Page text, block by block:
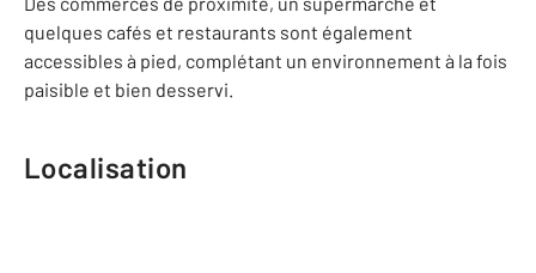
quelques cafés et restaurants sont également
accessibles à pied, complétant un environnement à la fois
paisible et bien desservi.
Localisation